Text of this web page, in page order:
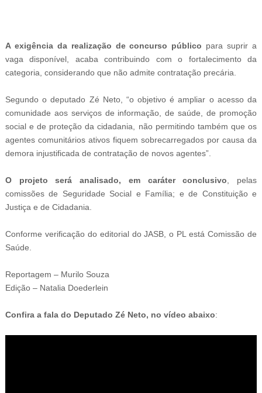
A exigência da realização de concurso público para suprir a
vaga disponível, acaba contribuindo com o fortalecimento da
categoria, considerando que não admite contratação precária.
Segundo o deputado Zé Neto, “o objetivo é ampliar o acesso da
comunidade aos serviços de informação, de saúde, de promoção
social e de proteção da cidadania, não permitindo também que os
agentes comunitários ativos fiquem sobrecarregados por causa da
demora injustificada de contratação de novos agentes”.
O projeto será analisado, em caráter conclusivo , pelas
comissões de Seguridade Social e Família; e de Constituição e
Justiça e de Cidadania.
Conforme verificação do editorial do JASB, o PL está Comissão de
Saúde.
Reportagem – Murilo Souza
Edição – Natalia Doederlein
Confira a fala do Deputado Zé Neto, no vídeo abaixo: